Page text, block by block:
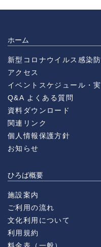
ホーム
新型コロナウイルス感染
アクセス
イベントスケジュール・
Q&A よくある質問
資料ダウンロード
関連リンク
個人情報保護方針
お知らせ
ひろば概要
施設案内
ご利用の流れ
文化利用について
利用規約